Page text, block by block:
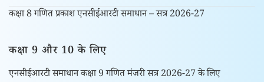
कक्षा 8 गणित प्रकाश एनसीईआरटी समाधान – सत्र 2026-27
कक्षा 9 और 10 के लिए
एनसीईआरटी समाधान कक्षा 9 गणित मंजरी सत्र 2026-27 के लिए